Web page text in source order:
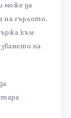
може да
на гърлото.
към
на